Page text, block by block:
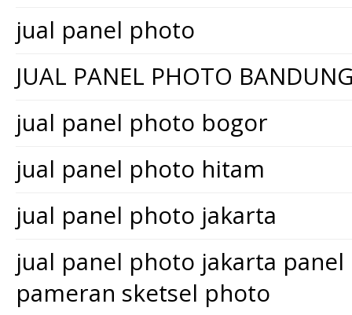
jual panel photo
JUAL PANEL PHOTO
jual panel photo bogor
jual panel photo hitam
jual panel photo jakarta
jual panel photo jakarta
pameran sketsel photo